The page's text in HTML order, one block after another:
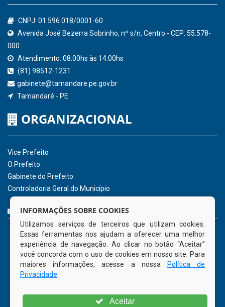
Confederação Nacional de Municípios - CNM
QEdu
Consultar Convênios
Receber Informações sobre novos Repasses
Hora:19:25/ Quinta-Feira,06 de agosto
de 2026
INSTITUCIONAL
CNPJ: 01.596.018/0001-60
000
Atendimento: 08:00hs às 14:00hs
(81) 98512-1231
gabinete@tamandare.pe.gov.br
Tamandaré - PE
INFORMAÇÕES SOBRE COOKIES
Utilizamos serviços de terceiros que utilizam cookies.
Essas ferramentas nos ajudam a oferecer uma melhor
experiência de navegação. Ao clicar no botão “Aceitar”
você concorda com o uso de cookies em nosso site. Para
maiores informações, acesse a nossa
Política de
Privacidade
Aceitar